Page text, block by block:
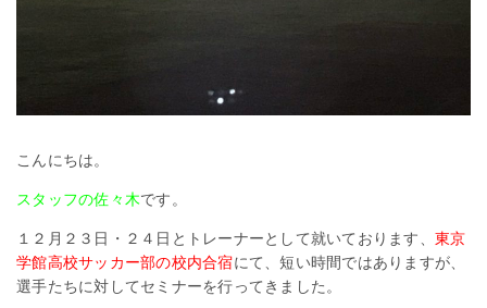
こんにちは。
スタッフの佐々木です。
１２月２３日・２４日とトレーナーとして就いております、 東京
学館高校サッカー部の校内合宿にて、短い時間ではありますが、
選手たちに対してセミナーを行ってきました。